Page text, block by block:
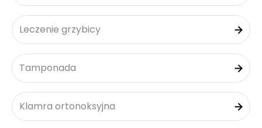
Leczenie grzybicy
Tamponada
Klamra ortonoksyjna